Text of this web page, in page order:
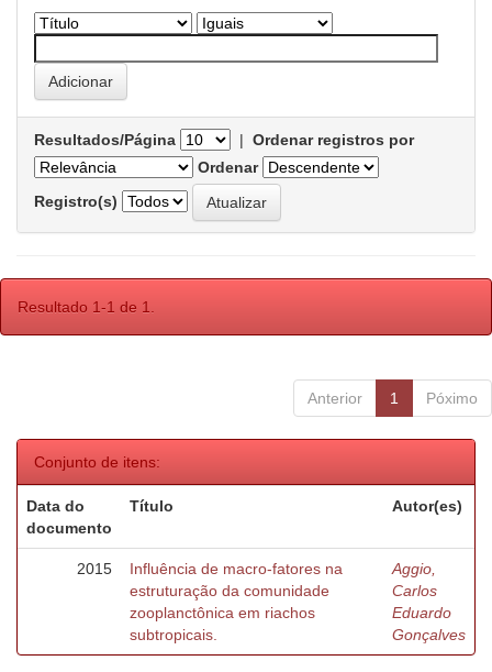
Resultados/Página | Ordenar registros por
Ordenar
Registro(s)
Resultado 1-1 de 1.
Anterior 1 Póximo
Conjunto de itens:
Data do
documento
Título Autor(es)
2015
Influência de macro-fatores na
estruturação da comunidade
zooplanctônica em riachos
subtropicais.
Aggio,
Carlos
Eduardo
Gonçalves